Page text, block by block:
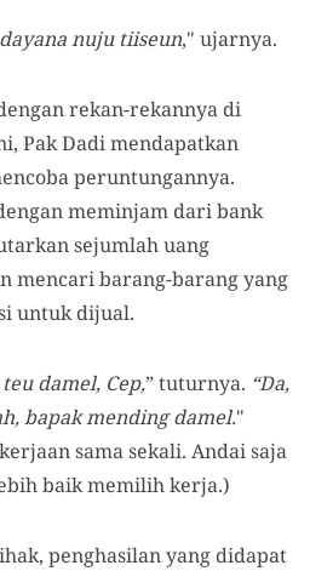
nuju tiiseun," ujarnya.
rekan-rekannya di
Pak Dadi mendapatkan
peruntungannya.
meminjam dari bank
sejumlah uang
mencari barang-barang yang
untuk dijual.
damel, Cep,” tuturnya. “Da,
bapak mending damel."
sama sekali. Andai saja
baik memilih kerja.)
penghasilan yang didapat